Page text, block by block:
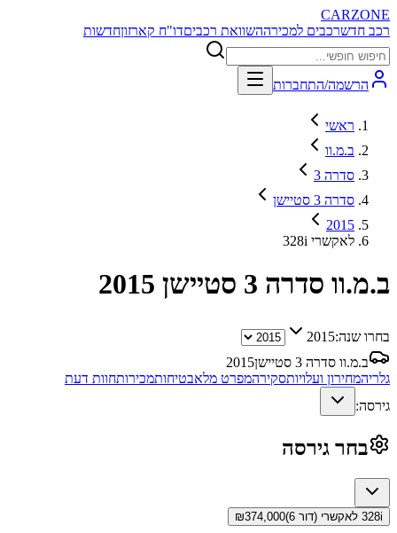
CARZONE
רכב חדשרכבים למכירההשוואת רכביםדו"ח קארזוןחדשות
הרשמה/התחברות
ראשי
ב.מ.וו
סדרה 3
סדרה 3 סטיישן
2015
328i לאקשרי
ב.מ.וו סדרה 3 סטיישן 2015
בחרו שנה:2015
ב.מ.וו סדרה 3 סטיישן
2015
גלריהמחירון ועלויותסקירהמפרט מלאבטיחותמכירותחוות דעת
גירסה:
בחר גירסה
328i לאקשרי (דור 6) ₪374,000